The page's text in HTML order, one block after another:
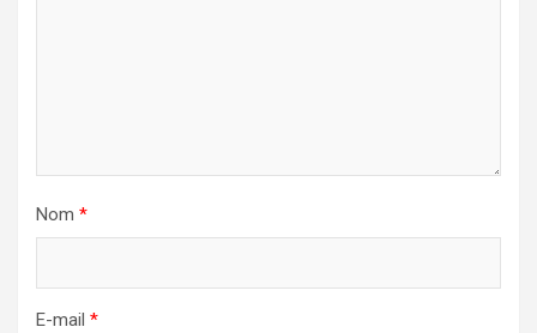
Nom *
E-mail *